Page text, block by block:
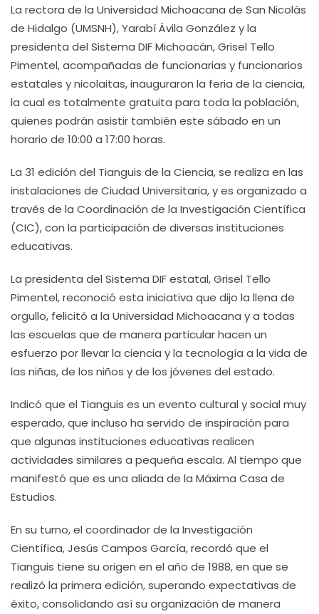
La rectora de la Universidad Michoacana de San Nicolás
de Hidalgo (UMSNH), Yarabí Ávila González y la
presidenta del Sistema DIF Michoacán, Grisel Tello
Pimentel, acompañadas de funcionarias y funcionarios
estatales y nicolaitas, inauguraron la feria de la ciencia,
la cual es totalmente gratuita para toda la población,
quienes podrán asistir también este sábado en un
horario de 10:00 a 17:00 horas.
La 31 edición del Tianguis de la Ciencia, se realiza en las
instalaciones de Ciudad Universitaria, y es organizado a
través de la Coordinación de la Investigación Científica
(CIC), con la participación de diversas instituciones
educativas.
La presidenta del Sistema DIF estatal, Grisel Tello
Pimentel, reconoció esta iniciativa que dijo la llena de
orgullo, felicitó a la Universidad Michoacana y a todas
las escuelas que de manera particular hacen un
esfuerzo por llevar la ciencia y la tecnología a la vida de
las niñas, de los niños y de los jóvenes del estado.
Indicó que el Tianguis es un evento cultural y social muy
esperado, que incluso ha servido de inspiración para
que algunas instituciones educativas realicen
actividades similares a pequeña escala. Al tiempo que
manifestó que es una aliada de la Máxima Casa de
Estudios.
En su turno, el coordinador de la Investigación
Científica, Jesús Campos García, recordó que el
Tianguis tiene su origen en el año de 1988, en que se
realizó la primera edición, superando expectativas de
éxito, consolidando así su organización de manera